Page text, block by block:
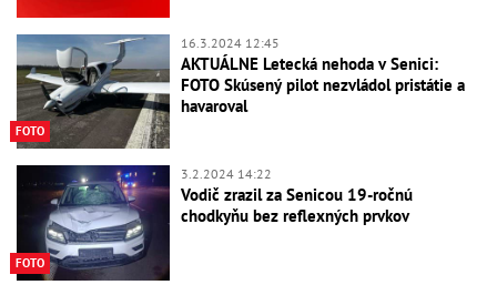
FOTO
16.3.2024 12:45
AKTUÁLNE Letecká nehoda v Senici:
FOTO Skúsený pilot nezvládol pristátie a
havaroval
FOTO
3.2.2024 14:22
Vodič zrazil za Senicou 19-ročnú
chodkyňu bez reflexných prvkov